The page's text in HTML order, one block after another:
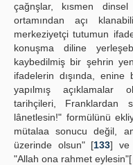
çağnşlar, kısmen dinsel
ortamından açı
merkeziyetçi tutumun
konuşma diline
kaybedilmiş bir şehrin
ifadelerin dışında,
yapılmış açıklamalar
tarihçileri, Franklardan
lânetlesin!" formülünü
mütalaa sonucu değil,
üzerinde olsun" [133] ve
"Allah ona rahmet eylesin"[